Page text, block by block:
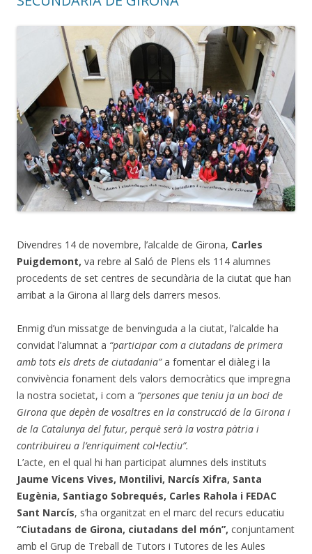
Divendres 14 de novembre, l’alcalde de Girona, Carles
Puigdemont, va rebre al Saló de Plens els 114 alumnes
procedents de set centres de secundària de la ciutat que han
arribat a la Girona al llarg dels darrers mesos.
Enmig d’un missatge de benvinguda a la ciutat, l’alcalde ha
convidat l’alumnat a “participar com a ciutadans de primera
amb tots els drets de ciutadania”a fomentar el diàleg i la
convivència fonament dels valors democràtics que impregna
la nostra societat, i com a “persones que teniu ja un boci de
Girona que depèn de vosaltres en la construcció de la Girona i
de la Catalunya del futur, perquè serà la vostra pàtria i
contribuireu a l’enriquiment col•lectiu”.
L’acte, en el qual hi han participat alumnes dels instituts
Jaume Vicens Vives, Montilivi, Narcís Xifra, Santa
Eugènia, Santiago Sobrequés, Carles Rahola i FEDAC
Sant Narcís, s’ha organitzat en el marc del recurs educatiu
“Ciutadans de Girona, ciutadans del món”, conjuntament
amb el Grup de Treball de Tutors i Tutores de les Aules